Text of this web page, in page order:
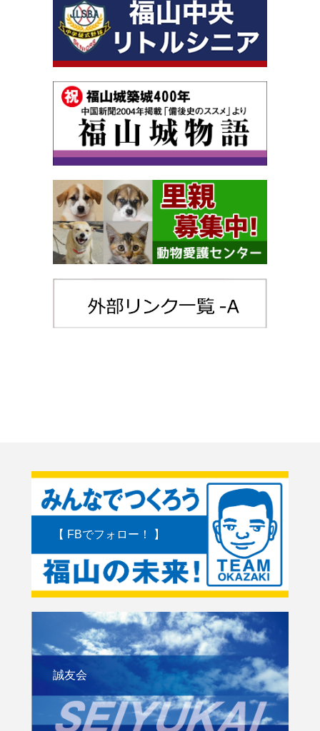
【 FBでフォロー！ 】
誠友会